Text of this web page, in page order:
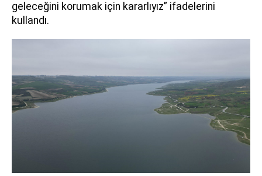
geleceğini korumak için kararlıyız” ifadelerini
kullandı.